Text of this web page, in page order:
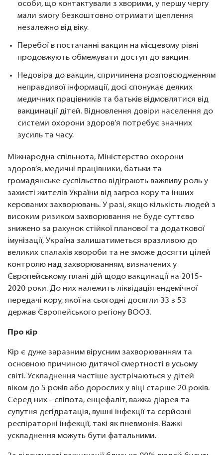
особи, що контактували з хворими, у першу чергу
мали змогу безкоштовно отримати щеплення
незалежно від віку.
Перебої в постачанні вакцин на місцевому рівні
продовжують обмежувати доступ до вакцин.
Недовіра до вакцин, спричинена розповсюдженням
неправдивої інформації, досі спонукає деяких
медичних працівників та батьків відмовлятися від
вакцинації дітей. Відновлення довіри населення до
системи охорони здоров’я потребує значних
зусиль та часу.
Міжнародна спільнота, Міністерство охорони
здоров’я, медичні працівники, батьки та
громадянське суспільство відіграють важливу роль у
захисті жителів України від загроз кору та інших
керованих захворювань. У разі, якщо кількість людей з
високим ризиком захворювання не буде суттєво
знижено за рахунок стійкої планової та додаткової
імунізації, Україна залишатиметься вразливою до
великих спалахів хвороби та не зможе досягти цілей
контролю над захворюванням, визначених у
Європейському плані дій щодо вакцинації на 2015-
2020 роки. До них належить ліквідація ендемічної
передачі кору, якої на сьогодні досягли 33 з 53
держав Європейського регіону ВООЗ.
Про кір
Кір є дуже заразним вірусним захворюванням та
основною причиною дитячої смертності в усьому
світі. Ускладнення частіше зустрічаються у дітей
віком до 5 років або дорослих у віці старше 20 років.
Серед них - сліпота, енцефаліт, важка діарея та
супутня дегідратація, вушні інфекції та серйозні
респіраторні інфекції, такі як пневмонія. Важкі
ускладнення можуть бути фатальними.